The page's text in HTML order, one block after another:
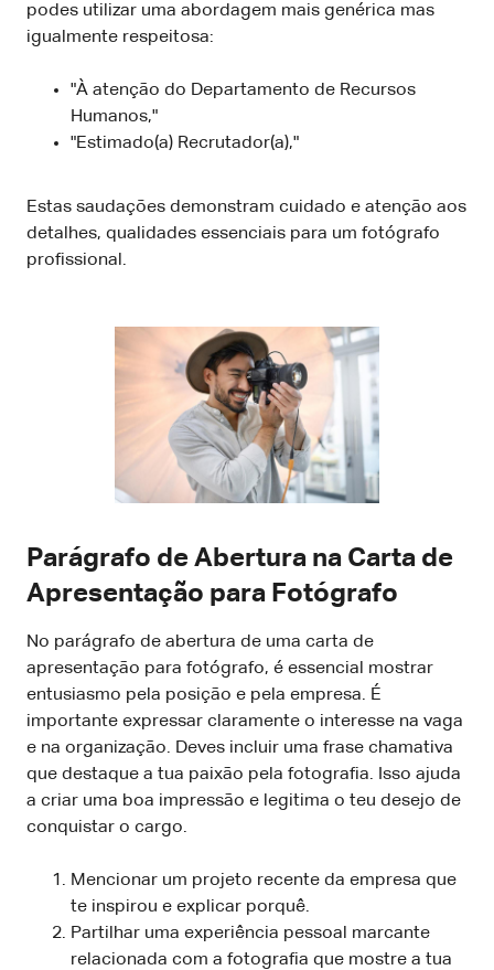
podes utilizar uma abordagem mais genérica mas
igualmente respeitosa:
"À atenção do Departamento de Recursos
Humanos,"
"Estimado(a) Recrutador(a),"
Estas saudações demonstram cuidado e atenção aos
detalhes, qualidades essenciais para um fotógrafo
profissional.
Parágrafo de Abertura na Carta de
Apresentação para Fotógrafo
No parágrafo de abertura de uma carta de
apresentação para fotógrafo, é essencial mostrar
entusiasmo pela posição e pela empresa. É
importante expressar claramente o interesse na vaga
e na organização. Deves incluir uma frase chamativa
que destaque a tua paixão pela fotografia. Isso ajuda
a criar uma boa impressão e legitima o teu desejo de
conquistar o cargo.
Mencionar um projeto recente da empresa que
te inspirou e explicar porquê.
Partilhar uma experiência pessoal marcante
relacionada com a fotografia que mostre a tua